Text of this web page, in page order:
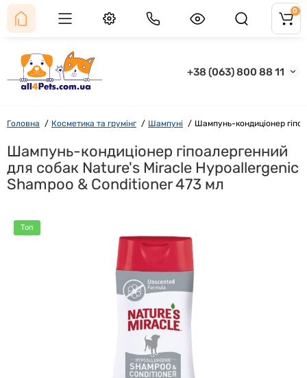
+38 (063) 800 88 11
0
Головна Косметика та грумінг Шампуні Шампунь-кондиціонер
Шампунь-кондиціонер гіпоалергенний
для собак Nature's Miracle Hypoallergenic
Shampoo & Conditioner 473 мл
Топ